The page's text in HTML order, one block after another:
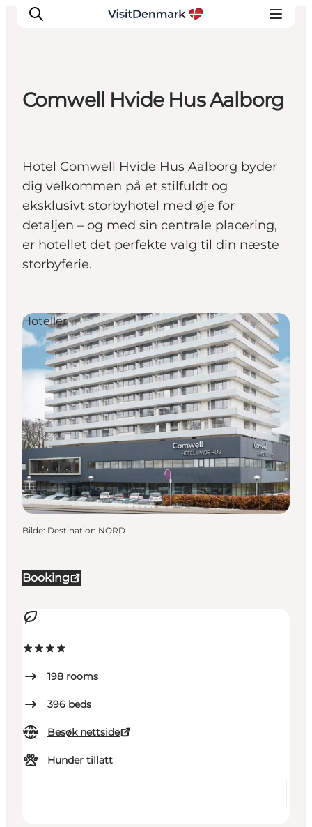
Aktiviteter
Overnatting
Planlegg reisen
Comwell Hvide Hus Aalborg
Hotel Comwell Hvide Hus Aalborg byder
dig velkommen på et stilfuldt og
eksklusivt storbyhotel med øje for
detaljen – og med sin centrale placering,
er hotellet det perfekte valg til din næste
storbyferie.
Booking
198 rooms
396 beds
Besøk nettside
Hunder tillatt
Hoteller
Bilde: Destination NORD